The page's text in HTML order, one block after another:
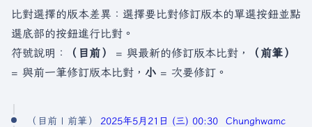
比對選擇的版本差異：選擇要比對修訂版本的單選按鈕並點
選底部的按鈕進行比對。
符號說明：
（目前） = 與最新的修訂版本比對，
（前筆）
= 與前一筆修訂版本比對， 小 = 次要修訂。
2
目前 前筆 2025年5月21日 (三) 00:30
Chunghwamc